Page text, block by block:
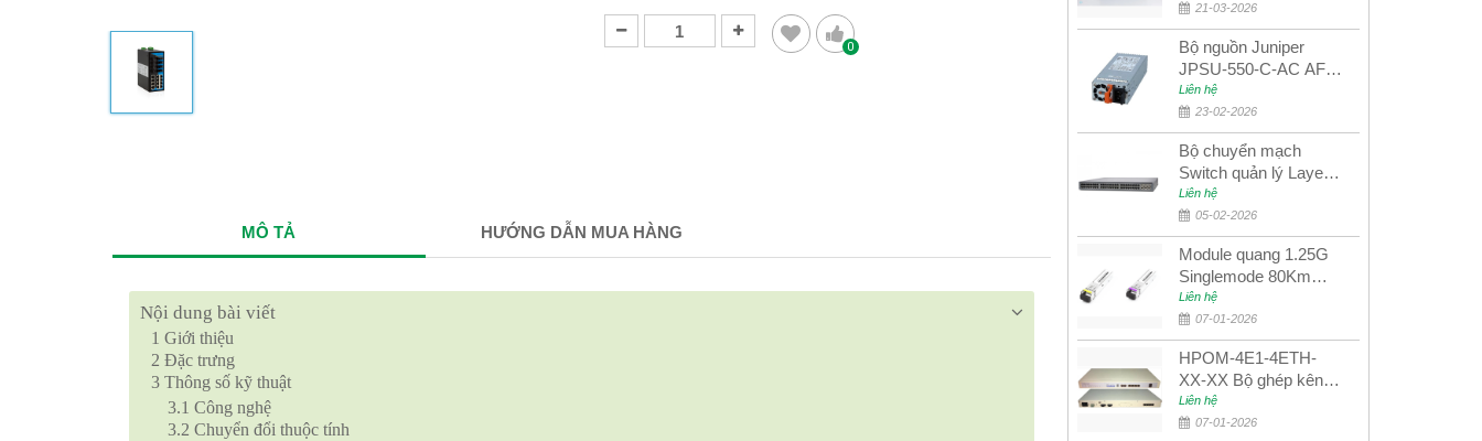
0
MÔ TẢ HƯỚNG DẪN MUA HÀNG
Nội dung bài viết
1 Giới thiệu
2 Đặc trưng
3 Thông số kỹ thuật
3.1 Công nghệ
3.2 Chuyển đổi thuộc tính
21-03-2026
Bộ nguồn Juniper
JPSU-550-C-AC AFO
nguồn AC công suất
550W dùng cho dòng
switch Juniper
Networks EX4400
Liên hệ
23-02-2026
Bộ chuyển mạch
Switch quản lý Layer 3
Juniper QFX5100-48S
Liên hệ
05-02-2026
Module quang 1.25G
Singlemode 80Km
UPCOM MWS-12-45-
80AD/MWS-12-54-
80BD
Liên hệ
07-01-2026
HPOM-4E1-4ETH-
XX-XX Bộ ghép kênh
quang quản lý SDH
4E1+4ETH+RS232
Liên hệ
07-01-2026